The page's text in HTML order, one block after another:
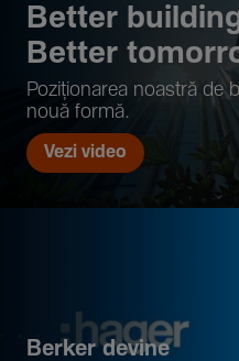
Better
Better
Pozi­țio­narea noastră de
nouă formă.
Vezi video
Berker devine